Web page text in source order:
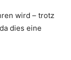
wird – trotz
dies eine